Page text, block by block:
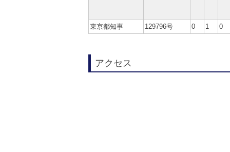
東京都知事 129796号 0 1 0
アクセス